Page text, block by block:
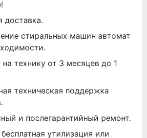
доставка.
стиральных машин автомат
на технику от 3 месяцев до 1
техническая поддержка
и послегарантийный ремонт.
утилизация или